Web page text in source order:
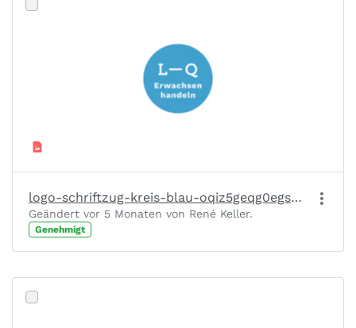
logo-schriftzug-kreis-blau-oqiz5geqg0egs6lksy1sk9ciicuw3lsknbooz4quay.png
Geändert vor 5 Monaten von René Keller.
Genehmigt